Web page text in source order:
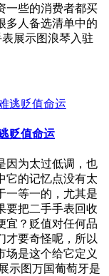
一些的消费者都买
多人备选清单中的
展示图浪琴入驻
贬值命运
因为太过低调，也
它的记忆点没有太
一等一的，尤其是
要把二手手表回收
宜？贬值对任何品
才要奇怪呢，所以
场是这个给它定义
示图万国葡萄牙是